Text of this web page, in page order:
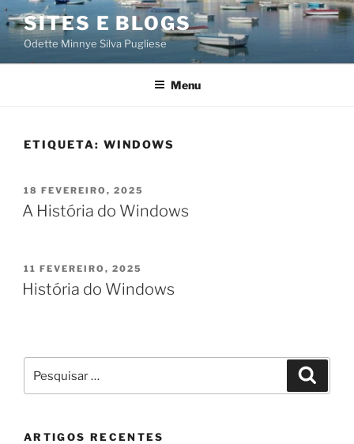
Saltar
para
conteúdo
SITES E BLOGS
Odette Minnye Silva Pugliese
Menu
ETIQUETA: WINDOWS
PUBLICADO
EM
18 FEVEREIRO, 2025
A História do Windows
PUBLICADO
EM
11 FEVEREIRO, 2025
História do Windows
por:
ARTIGOS RECENTES